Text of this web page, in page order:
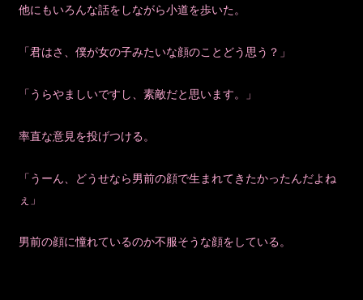
他にもいろんな話をしながら小道を歩いた。
「君はさ、僕が女の子みたいな顔のことどう思う？」
「うらやましいですし、素敵だと思います。」
率直な意見を投げつける。
「うーん、どうせなら男前の顔で生まれてきたかったんだよね
ぇ」
男前の顔に憧れているのか不服そうな顔をしている。